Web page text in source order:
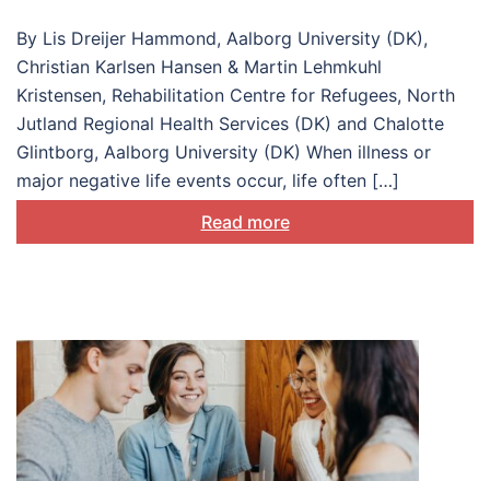
supporting
biopsychosocial
adjustment
By Lis Dreijer Hammond, Aalborg University (DK),
Christian Karlsen Hansen & Martin Lehmkuhl
Kristensen, Rehabilitation Centre for Refugees, North
Jutland Regional Health Services (DK) and Chalotte
Glintborg, Aalborg University (DK) When illness or
major negative life events occur, life often […]
Read more